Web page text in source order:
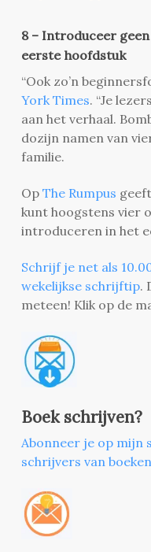
8 – Introduceer
eerste hoofdstuk
“Ook zo’n
York Times. “Je
aan het verhaal.
dozijn namen van
familie.
Op The Rumpus
kunt hoogstens vier
introduceren in het
Schrijf je net als
wekelijkse schrijftip.
meteen! Klik op de
Boek schrijven?
Abonneer je op mijn
schrijvers van boeken